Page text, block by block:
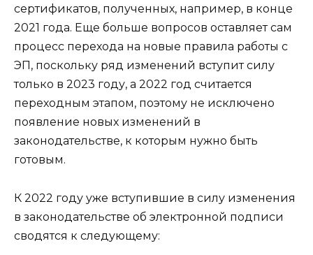
сертификатов, полученных, например, в конце
2021 года. Еще больше вопросов оставляет сам
процесс перехода на новые правила работы с
ЭП, поскольку ряд изменений вступит силу
только в 2023 году, а 2022 год считается
переходным этапом, поэтому не исключено
появление новых изменений в
законодательстве, к которым нужно быть
готовым.
К 2022 году уже вступившие в силу изменения
в законодательстве об электронной подписи
сводятся к следующему: